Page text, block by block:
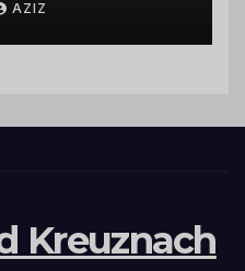
AZIZ
Kreuznach